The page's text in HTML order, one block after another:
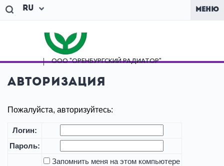
Ru МЕНЮ
ООО "ОРЕНБУРГСКИЙРАДИАТОР"
Авторизация
Пожалуйста, авторизуйтесь:
Логин:
Пароль:
Запомнить меня на этом компьютере